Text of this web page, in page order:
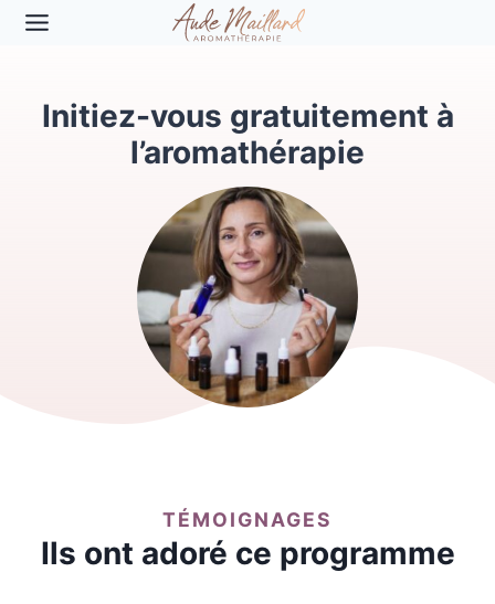
Aller
Initiez-vous gratuitement à
l’aromathérapie
TÉMOIGNAGES
Ils ont adoré ce programme